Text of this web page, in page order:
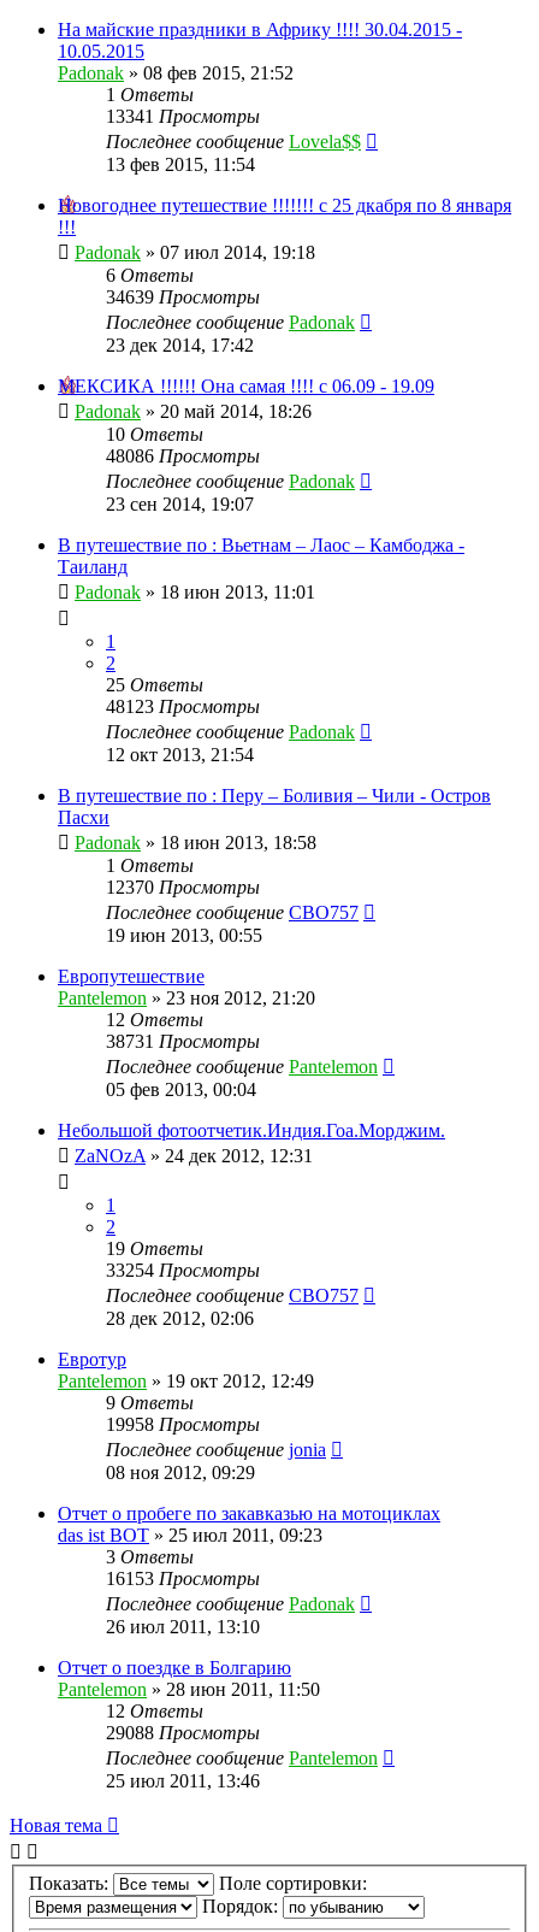
На майские праздники в Африку !!!! 30.04.2015 -
10.05.2015
Padonak » 08 фев 2015, 21:52
1 Ответы
13341 Просмотры
Последнее сообщение Lovela$$
13 фев 2015, 11:54
Новогоднее путешествие !!!!!!! с 25 дкабря по 8 января
!!!
Padonak » 07 июл 2014, 19:18
6 Ответы
34639 Просмотры
Последнее сообщение Padonak
23 дек 2014, 17:42
МЕКСИКА !!!!!! Она самая !!!! с 06.09 - 19.09
Padonak » 20 май 2014, 18:26
10 Ответы
48086 Просмотры
Последнее сообщение Padonak
23 сен 2014, 19:07
В путешествие по : Вьетнам – Лаос – Камбоджа -
Таиланд
Padonak » 18 июн 2013, 11:01
1
2
25 Ответы
48123 Просмотры
Последнее сообщение Padonak
12 окт 2013, 21:54
В путешествие по : Перу – Боливия – Чили - Остров
Пасхи
Padonak » 18 июн 2013, 18:58
1 Ответы
12370 Просмотры
Последнее сообщение CBO757
19 июн 2013, 00:55
Европутешествие
Pantelemon » 23 ноя 2012, 21:20
12 Ответы
38731 Просмотры
Последнее сообщение Pantelemon
05 фев 2013, 00:04
Небольшой фотоотчетик.Индия.Гоа.Морджим.
ZaNOzA » 24 дек 2012, 12:31
1
2
19 Ответы
33254 Просмотры
Последнее сообщение CBO757
28 дек 2012, 02:06
Евротур
Pantelemon » 19 окт 2012, 12:49
9 Ответы
19958 Просмотры
Последнее сообщение jonia
08 ноя 2012, 09:29
Отчет о пробеге по закавказью на мотоциклах
das ist BOT » 25 июл 2011, 09:23
3 Ответы
16153 Просмотры
Последнее сообщение Padonak
26 июл 2011, 13:10
Отчет о поездке в Болгарию
Pantelemon » 28 июн 2011, 11:50
12 Ответы
29088 Просмотры
Последнее сообщение Pantelemon
25 июл 2011, 13:46
Новая тема
Показать:
Поле сортировки:
Порядок: